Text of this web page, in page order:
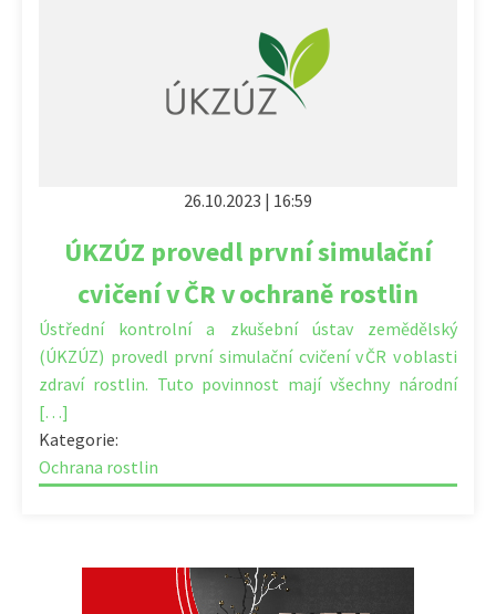
26.10.2023 | 16:59
ÚKZÚZ provedl první simulační
cvičení v ČR v ochraně rostlin
Ústřední kontrolní a zkušební ústav zemědělský
(ÚKZÚZ) provedl první simulační cvičení v ČR v oblasti
zdraví rostlin. Tuto povinnost mají všechny národní
[…]
Kategorie:
Ochrana rostlin